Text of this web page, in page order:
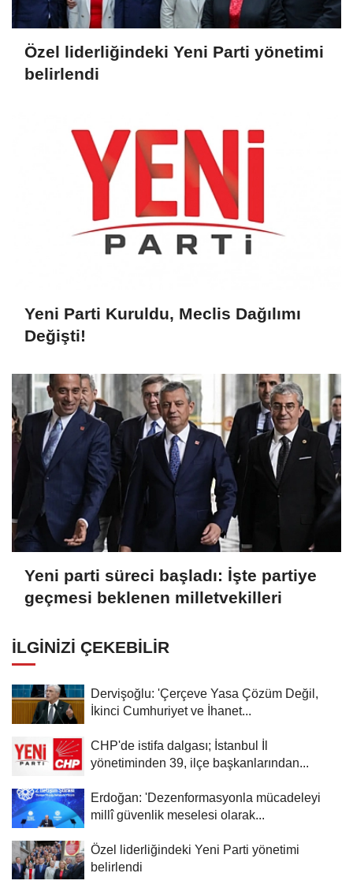
Özel liderliğindeki Yeni Parti yönetimi
belirlendi
Yeni Parti Kuruldu, Meclis Dağılımı
Değişti!
Yeni parti süreci başladı: İşte partiye
geçmesi beklenen milletvekilleri
İLGINIZI ÇEKEBILIR
Dervişoğlu: 'Çerçeve Yasa Çözüm Değil,
İkinci Cumhuriyet ve İhanet...
CHP'de istifa dalgası; İstanbul İl
yönetiminden 39, ilçe başkanlarından...
Erdoğan: 'Dezenformasyonla mücadeleyi
millî güvenlik meselesi olarak...
Özel liderliğindeki Yeni Parti yönetimi
belirlendi